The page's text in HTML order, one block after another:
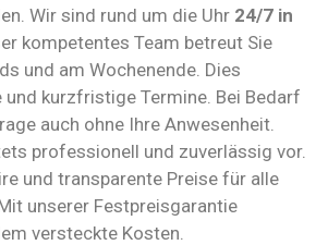
Wir sind rund um die Uhr 24/7 in
kompetentes Team betreut Sie
und am Wochenende. Dies
kurzfristige Termine. Bei Bedarf
auch ohne Ihre Anwesenheit.
professionell und zuverlässig vor.
und transparente Preise für alle
unserer Festpreisgarantie
versteckte Kosten.